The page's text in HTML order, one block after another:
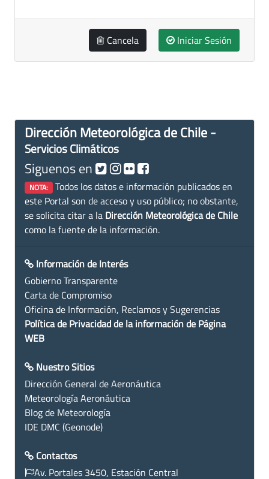
Cancela Iniciar Sesión
Dirección Meteorológica de Chile -
Servicios Climáticos
Siguenos en
NOTA: Todos los datos e información publicados en
este Portal son de acceso y uso público; no obstante,
se solicita citar a la Dirección Meteorológica de Chile
como la fuente de la información.
Información de Interés
Gobierno Transparente
Carta de Compromiso
Oficina de Información, Reclamos y Sugerencias
Política de Privacidad de la información de Página
WEB
Nuestro Sitios
Dirección General de Aeronáutica
Meteorología Aeronáutica
Blog de Meteorología
IDE DMC (Geonode)
Contactos
Av. Portales 3450, Estación Central